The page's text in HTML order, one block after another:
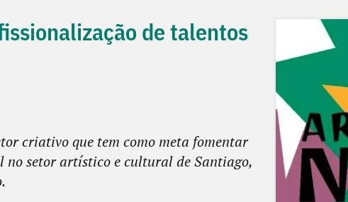
de talentos
criativo que tem como meta fomentar
no setor artístico e cultural de Santiago,